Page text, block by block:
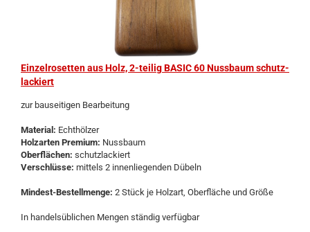
Ein­zel­ro­set­ten aus Holz, 2-​tei­lig BASIC 60 Nuss­baum schutz­
la­ckiert
zur bau­sei­ti­gen Be­ar­bei­tung
Ma­te­ri­al: Echt­höl­zer
Holz­ar­ten Pre­mi­um: Nuss­baum
Ober­flä­chen: schutz­la­ckiert
Ver­schlüs­se: mit­tels 2 in­nen­lie­gen­den Dü­beln
Mindest-​Bestellmenge: 2 Stück je Holz­art, Ober­flä­che und Größe
In han­dels­üb­li­chen Men­gen stän­dig ver­füg­bar